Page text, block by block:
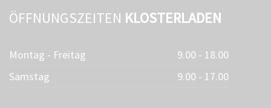
ÖFFNUNGSZEITEN KLOSTERLADEN
Montag - Freitag
9.00 - 18.00
Samstag
9.00 - 17.00